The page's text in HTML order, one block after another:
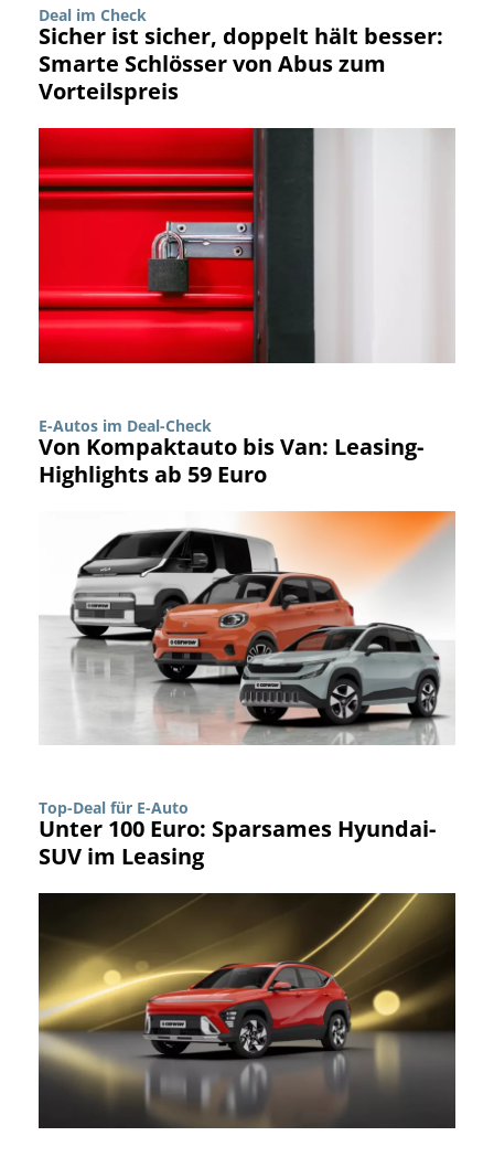
Deal im Check
Sicher ist sicher, doppelt hält besser:
Smarte Schlösser von Abus zum
Vorteilspreis
E-Autos im Deal-Check
Von Kompaktauto bis Van: Leasing-
Highlights ab 59 Euro
Top-Deal für E-Auto
Unter 100 Euro: Sparsames Hyundai-
SUV im Leasing